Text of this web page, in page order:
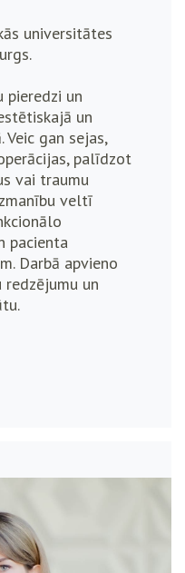
universitātes
pieredzi un
un
gan sejas,
palīdzot
vai traumu
veltī
pacienta
Darbā apvieno
un